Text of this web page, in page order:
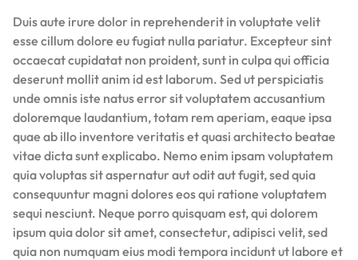
Duis aute irure dolor in reprehenderit in voluptate velit
esse cillum dolore eu fugiat nulla pariatur. Excepteur sint
occaecat cupidatat non proident, sunt in culpa qui officia
deserunt mollit anim id est laborum. Sed ut perspiciatis
unde omnis iste natus error sit voluptatem accusantium
doloremque laudantium, totam rem aperiam, eaque ipsa
quae ab illo inventore veritatis et quasi architecto beatae
vitae dicta sunt explicabo. Nemo enim ipsam voluptatem
quia voluptas sit aspernatur aut odit aut fugit, sed quia
consequuntur magni dolores eos qui ratione voluptatem
sequi nesciunt. Neque porro quisquam est, qui dolorem
ipsum quia dolor sit amet, consectetur, adipisci velit, sed
quia non numquam eius modi tempora incidunt ut labore et